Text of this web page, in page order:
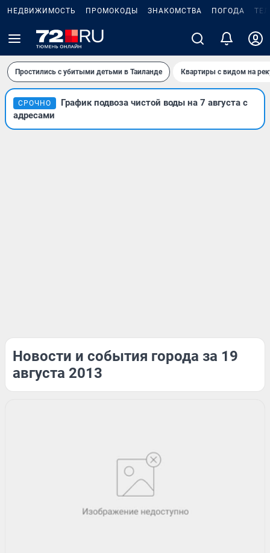
НЕДВИЖИМОСТЬ ПРОМОКОДЫ ЗНАКОМСТВА ПОГОДА
Простились с убитыми детьми в Таиланде Квартиры с видом на
СРОЧНО
График подвоза чистой воды на 7 августа с
адресами
Новости и события города за 19
августа 2013